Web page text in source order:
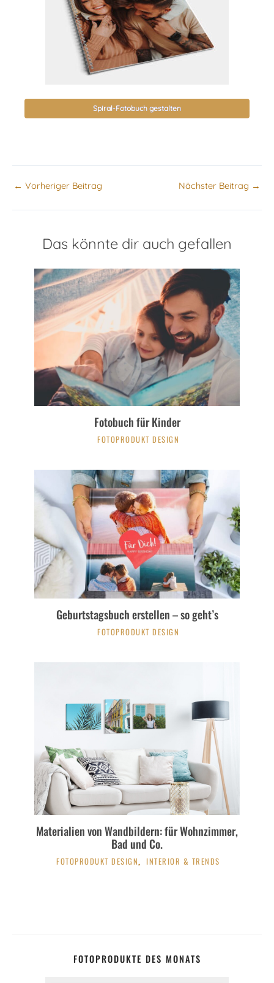
Spiral-Fotobuch gestalten
← Vorheriger Beitrag Nächster Beitrag →
Das könnte dir auch gefallen
Fotobuch für Kinder
FOTOPRODUKT DESIGN
Geburtstagsbuch erstellen – so geht’s
FOTOPRODUKT DESIGN
Materialien von Wandbildern: für Wohnzimmer,
Bad und Co.
FOTOPRODUKT DESIGN, INTERIOR & TRENDS
FOTOPRODUKTE DES MONATS